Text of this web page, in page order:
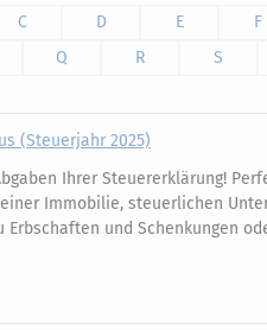
C D E F
Q R S
(Steuerjahr 2025)
Ihrer Steuererklärung!
Immobilie, steuerlichen
Erbschaften und Schenkungen